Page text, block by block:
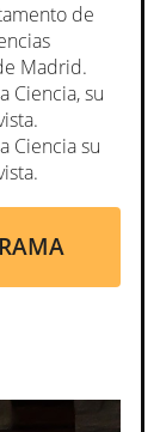
de
Madrid.
Ciencia, su
Ciencia su